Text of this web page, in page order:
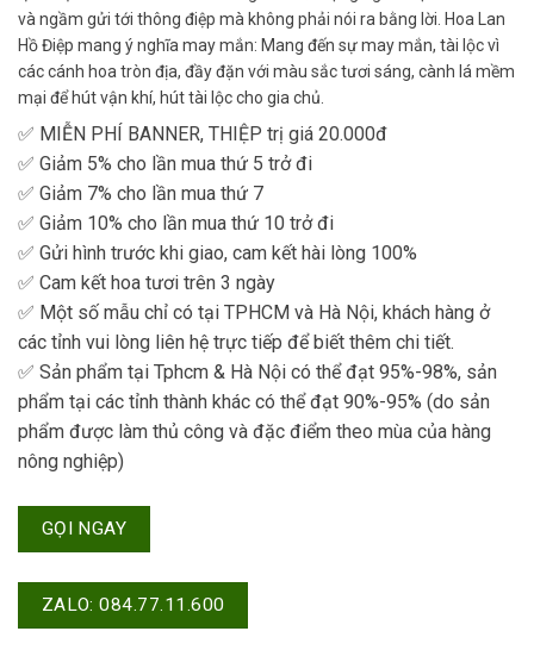
và ngầm gửi tới thông điệp mà không phải nói ra bằng lời. Hoa Lan
Hồ Điệp mang ý nghĩa may mắn: Mang đến sự may mắn, tài lộc vì
các cánh hoa tròn địa, đầy đặn với màu sắc tươi sáng, cành lá mềm
mại để hút vận khí, hút tài lộc cho gia chủ.
✅ MIỄN PHÍ BANNER, THIỆP trị giá 20.000đ
✅ Giảm 5% cho lần mua thứ 5 trở đi
✅ Giảm 7% cho lần mua thứ 7
✅ Giảm 10% cho lần mua thứ 10 trở đi
✅ Gửi hình trước khi giao, cam kết hài lòng 100%
✅ Cam kết hoa tươi trên 3 ngày
✅ Một số mẫu chỉ có tại TPHCM và Hà Nội, khách hàng ở
các tỉnh vui lòng liên hệ trực tiếp để biết thêm chi tiết.
✅ Sản phẩm tại Tphcm & Hà Nội có thể đạt 95%-98%, sản
phẩm tại các tỉnh thành khác có thể đạt 90%-95% (do sản
phẩm được làm thủ công và đặc điểm theo mùa của hàng
nông nghiệp)
GỌI NGAY
ZALO: 084.77.11.600